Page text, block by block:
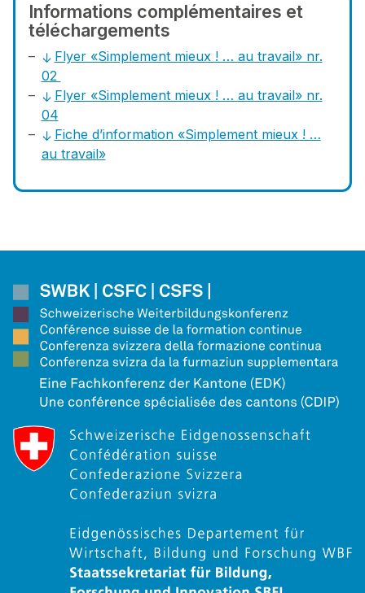
Informations complémentaires et
téléchargements
Flyer «Simplement mieux ! … au travail» nr.
02
Flyer «Simplement mieux ! … au travail» nr.
04
Fiche d’information «Simplement mieux ! …
au travail»